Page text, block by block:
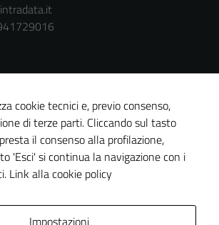
cookie tecnici e, previo consenso,
di terze parti. Cliccando sul tasto
il consenso alla profilazione,
'Esci' si continua la navigazione con i
Link alla cookie policy
Impostazioni